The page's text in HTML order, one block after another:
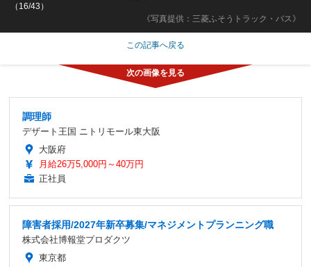
《写真提供：三菱ふそうトラック・バス》
（16/43）
この記事へ戻る
調理師
デザート王国 ニトリモール東大阪
大阪府
月給26万5,000円～40万円
正社員
障害者採用/2027年新卒募集/マネジメントプランニング職
株式会社博報堂プロダクツ
東京都